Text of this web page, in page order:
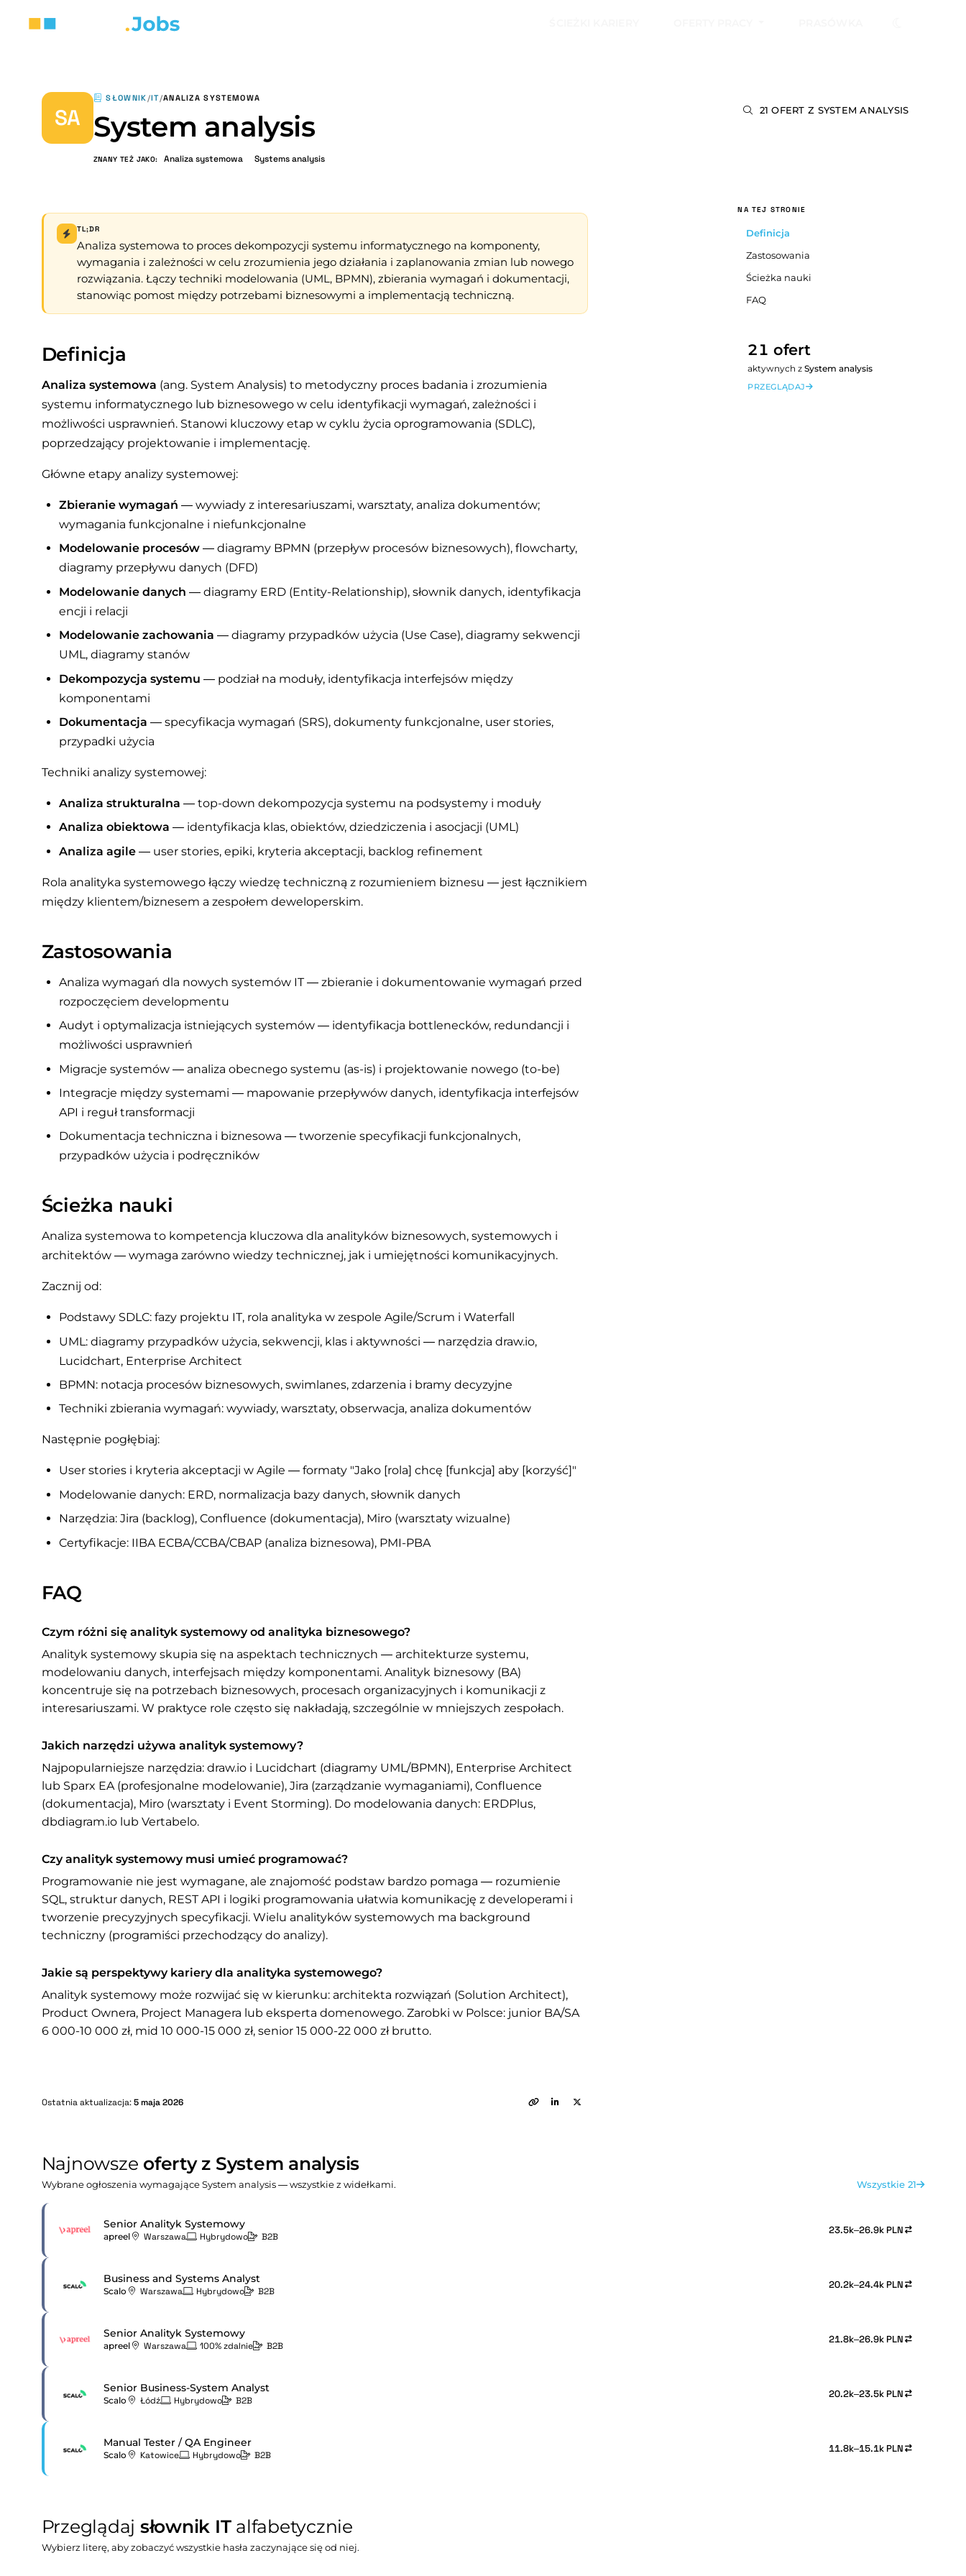
SA
SŁOWNIK/IT/ANALIZA SYSTEMOWA
System analysis
ZNANY TEŻ JAKO: Analiza systemowa Systems analysis
21 OFERT Z SYSTEM ANALYSIS
TL;DR
Analiza systemowa to proces dekompozycji systemu informatycznego na komponenty,
wymagania i zależności w celu zrozumienia jego działania i zaplanowania zmian lub nowego
rozwiązania. Łączy techniki modelowania (UML, BPMN), zbierania wymagań i dokumentacji,
stanowiąc pomost między potrzebami biznesowymi a implementacją techniczną.
Definicja
Analiza systemowa (ang. System Analysis) to metodyczny proces badania i zrozumienia
systemu informatycznego lub biznesowego w celu identyfikacji wymagań, zależności i
możliwości usprawnień. Stanowi kluczowy etap w cyklu życia oprogramowania (SDLC),
poprzedzający projektowanie i implementację.
Główne etapy analizy systemowej:
Zbieranie wymagań — wywiady z interesariuszami, warsztaty, analiza dokumentów;
wymagania funkcjonalne i niefunkcjonalne
Modelowanie procesów— diagramy BPMN (przepływ procesów biznesowych), flowcharty,
diagramy przepływu danych (DFD)
Modelowanie danych — diagramy ERD (Entity-Relationship), słownik danych, identyfikacja
encji i relacji
Modelowanie zachowania — diagramy przypadków użycia (Use Case), diagramy sekwencji
UML, diagramy stanów
Dekompozycja systemu — podział na moduły, identyfikacja interfejsów między
komponentami
Dokumentacja — specyfikacja wymagań (SRS), dokumenty funkcjonalne, user stories,
przypadki użycia
Techniki analizy systemowej:
Analiza strukturalna — top-down dekompozycja systemu na podsystemy i moduły
Analiza obiektowa — identyfikacja klas, obiektów, dziedziczenia i asocjacji (UML)
Analiza agile— user stories, epiki, kryteria akceptacji, backlog refinement
Rola analityka systemowego łączy wiedzę techniczną z rozumieniem biznesu — jest łącznikiem
między klientem/biznesem a zespołem deweloperskim.
Zastosowania
Analiza wymagań dla nowych systemów IT — zbieranie i dokumentowanie wymagań przed
rozpoczęciem developmentu
Audyt i optymalizacja istniejących systemów — identyfikacja bottlenecków, redundancji i
możliwości usprawnień
Migracje systemów — analiza obecnego systemu (as-is) i projektowanie nowego (to-be)
Integracje między systemami — mapowanie przepływów danych, identyfikacja interfejsów
API i reguł transformacji
Dokumentacja techniczna i biznesowa — tworzenie specyfikacji funkcjonalnych,
przypadków użycia i podręczników
Ścieżka nauki
Analiza systemowa to kompetencja kluczowa dla analityków biznesowych, systemowych i
architektów — wymaga zarówno wiedzy technicznej, jak i umiejętności komunikacyjnych.
Zacznij od:
Podstawy SDLC: fazy projektu IT, rola analityka w zespole Agile/Scrum i Waterfall
UML: diagramy przypadków użycia, sekwencji, klas i aktywności — narzędzia draw.io,
Lucidchart, Enterprise Architect
BPMN: notacja procesów biznesowych, swimlanes, zdarzenia i bramy decyzyjne
Techniki zbierania wymagań: wywiady, warsztaty, obserwacja, analiza dokumentów
Następnie pogłębiaj:
User stories i kryteria akceptacji w Agile — formaty "Jako [rola] chcę [funkcja] aby [korzyść]"
Modelowanie danych: ERD, normalizacja bazy danych, słownik danych
Narzędzia: Jira (backlog), Confluence (dokumentacja), Miro (warsztaty wizualne)
Certyfikacje: IIBA ECBA/CCBA/CBAP (analiza biznesowa), PMI-PBA
FAQ
Czym różni się analityk systemowy od analityka biznesowego?
Analityk systemowy skupia się na aspektach technicznych — architekturze systemu,
modelowaniu danych, interfejsach między komponentami. Analityk biznesowy (BA)
koncentruje się na potrzebach biznesowych, procesach organizacyjnych i komunikacji z
interesariuszami. W praktyce role często się nakładają, szczególnie w mniejszych zespołach.
Jakich narzędzi używa analityk systemowy?
Najpopularniejsze narzędzia: draw.io i Lucidchart (diagramy UML/BPMN), Enterprise Architect
lub Sparx EA (profesjonalne modelowanie), Jira (zarządzanie wymaganiami), Confluence
(dokumentacja), Miro (warsztaty i Event Storming). Do modelowania danych: ERDPlus,
dbdiagram.io lub Vertabelo.
Czy analityk systemowy musi umieć programować?
Programowanie nie jest wymagane, ale znajomość podstaw bardzo pomaga — rozumienie
SQL, struktur danych, REST API i logiki programowania ułatwia komunikację z developerami i
tworzenie precyzyjnych specyfikacji. Wielu analityków systemowych ma background
techniczny (programiści przechodzący do analizy).
Jakie są perspektywy kariery dla analityka systemowego?
Analityk systemowy może rozwijać się w kierunku: architekta rozwiązań (Solution Architect),
Product Ownera, Project Managera lub eksperta domenowego. Zarobki w Polsce: junior BA/SA
6 000-10 000 zł, mid 10 000-15 000 zł, senior 15 000-22 000 zł brutto.
Ostatnia aktualizacja:5 maja 2026
NA TEJ STRONIE
Definicja
Zastosowania
Ścieżka nauki
FAQ
21 ofert
aktywnych zSystem analysis
PRZEGLĄDAJ
Najnowsze oferty z System analysis
Wybrane ogłoszenia wymagające System analysis — wszystkie z widełkami. Wszystkie 21
Senior Analityk Systemowy
apreel Warszawa Hybrydowo B2B
23.5k–26.9k PLN
Business and Systems Analyst
Scalo Warszawa Hybrydowo B2B
20.2k–24.4k PLN
Senior Analityk Systemowy
apreel Warszawa 100% zdalnie B2B
21.8k–26.9k PLN
Senior Business-System Analyst
Scalo Łódź Hybrydowo B2B
20.2k–23.5k PLN
Manual Tester / QA Engineer
Scalo Katowice Hybrydowo B2B
11.8k–15.1k PLN
Przeglądaj słownik ITalfabetycznie
Wybierz literę, aby zobaczyć wszystkie hasła zaczynające się od niej.